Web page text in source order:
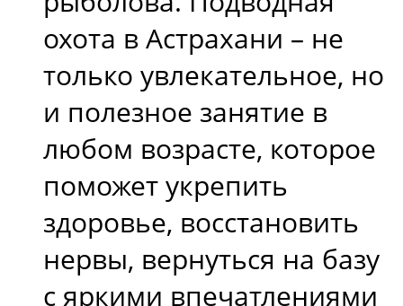
охота в Астрахани – не
только увлекательное, но
и полезное занятие в
любом возрасте, которое
поможет укрепить
здоровье, восстановить
нервы, вернуться на базу
с яркими впечатлениями